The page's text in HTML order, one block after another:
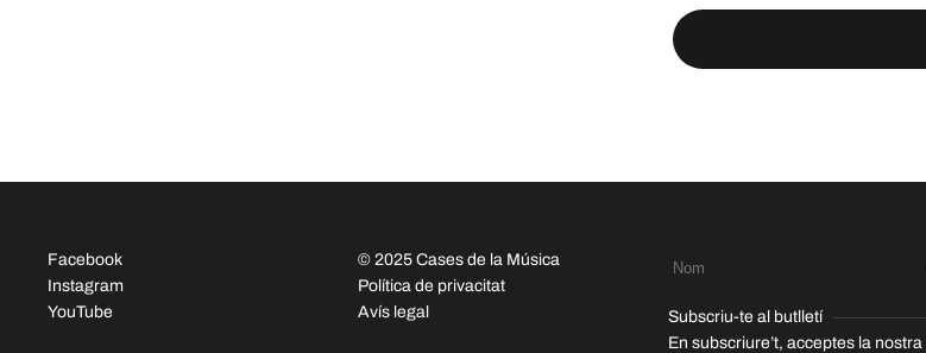
Facebook
Instagram
YouTube
© 2025 Cases de la Música
Política de privacitat
Avís legal
Subscriu-te al butlletí
En subscriure’t, acceptes la nostra